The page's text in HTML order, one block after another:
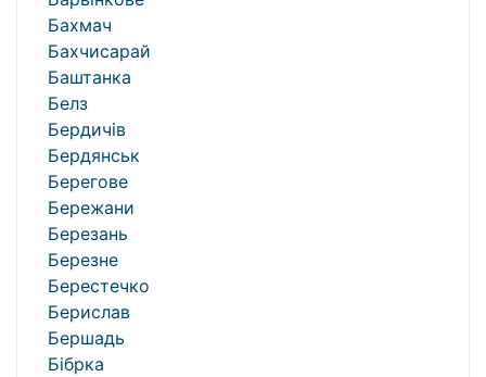
Бахмач
Бахчисарай
Баштанка
Белз
Бердичів
Бердянськ
Берегове
Бережани
Березань
Березне
Берестечко
Берислав
Бершадь
Бібрка